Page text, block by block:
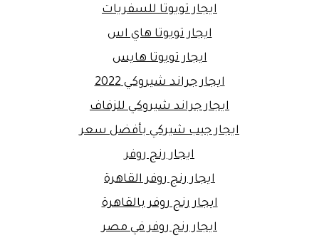
ايجار تويوتا للسفريات
ايجار تويوتا هاي اس
ايجار تويوتا هايس
ايجار جراند شيروكي 2022
ايجار جراند شيروكي للزفاف
ايجار جيب شيركي بأفضل سعر
ايجار رنج روفر
ايجار رنج روفر القاهرة
ايجار رنج روفر بالقاهرة
ايجار رنج روفر في مصر